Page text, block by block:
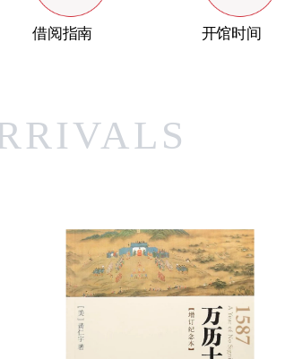
借阅指南 开馆时间